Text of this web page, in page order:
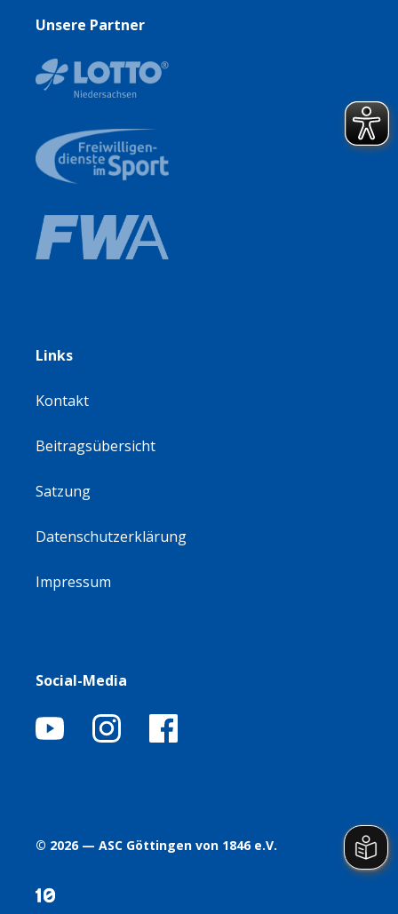
Unsere Partner
Links
Kontakt
Beitragsübersicht
Satzung
Datenschutzerklärung
Impressum
Social-Media
© 2026 — ASC Göttingen von 1846 e.V.